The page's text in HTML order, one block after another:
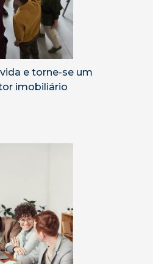
e torne-se um
imobiliário